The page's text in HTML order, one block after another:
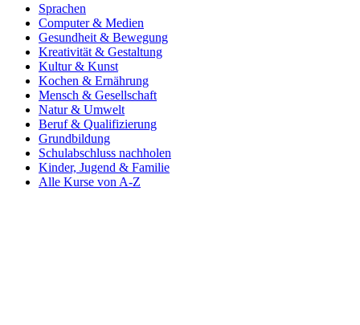
Sprachen
Computer & Medien
Gesundheit & Bewegung
Kreativität & Gestaltung
Kultur & Kunst
Kochen & Ernährung
Mensch & Gesellschaft
Natur & Umwelt
Beruf & Qualifizierung
Grundbildung
Schulabschluss nachholen
Kinder, Jugend & Familie
Alle Kurse von A-Z